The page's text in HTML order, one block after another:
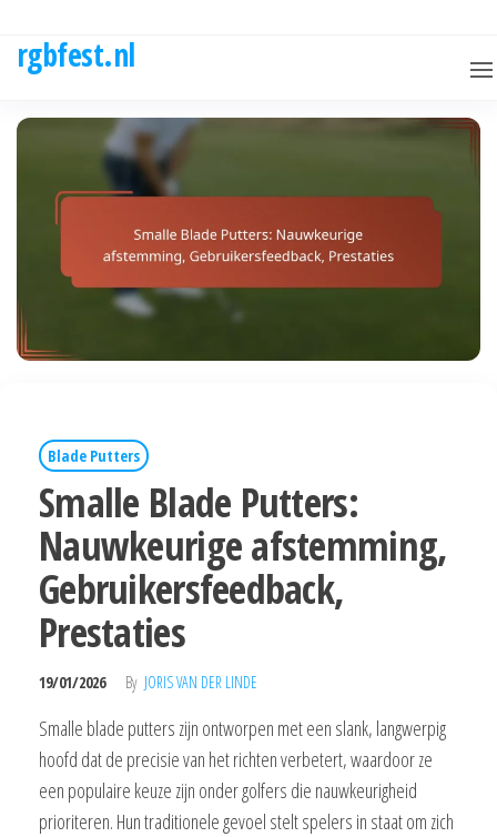
rgbfest.nl
Blade Putters
Smalle Blade Putters:
Nauwkeurige afstemming,
Gebruikersfeedback,
Prestaties
19/01/2026 By JORIS VAN DER LINDE
Smalle blade putters zijn ontworpen met een slank, langwerpig
hoofd dat de precisie van het richten verbetert, waardoor ze
een populaire keuze zijn onder golfers die nauwkeurigheid
prioriteren. Hun traditionele gevoel stelt spelers in staat om zich